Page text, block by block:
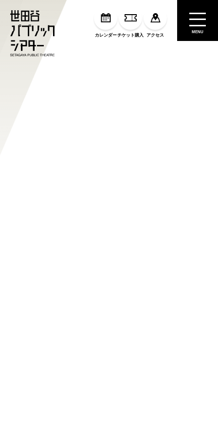
カレンダーチケット購入 アクセス
MENU